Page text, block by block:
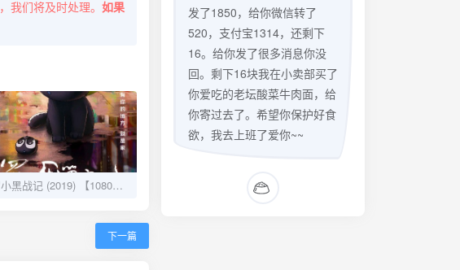
，我们将及时处理。 如果
罗小黑战记 (2019) 【1080P】国语中字：人妖共存的奇幻冒险
下一篇
发了1850，给你微信转了
520，支付宝1314，还剩下
16。给你发了很多消息你没
回。剩下16块我在小卖部买了
你爱吃的老坛酸菜牛肉面，给
你寄过去了。希望你保护好食
欲，我去上班了爱你~~